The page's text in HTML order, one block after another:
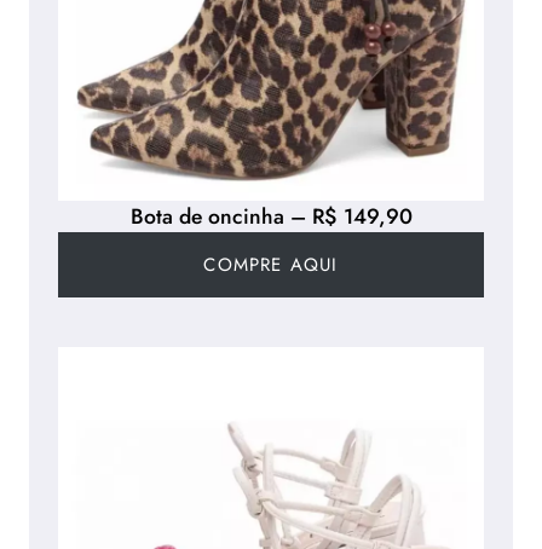
Bota de oncinha – R$ 149,90
COMPRE AQUI